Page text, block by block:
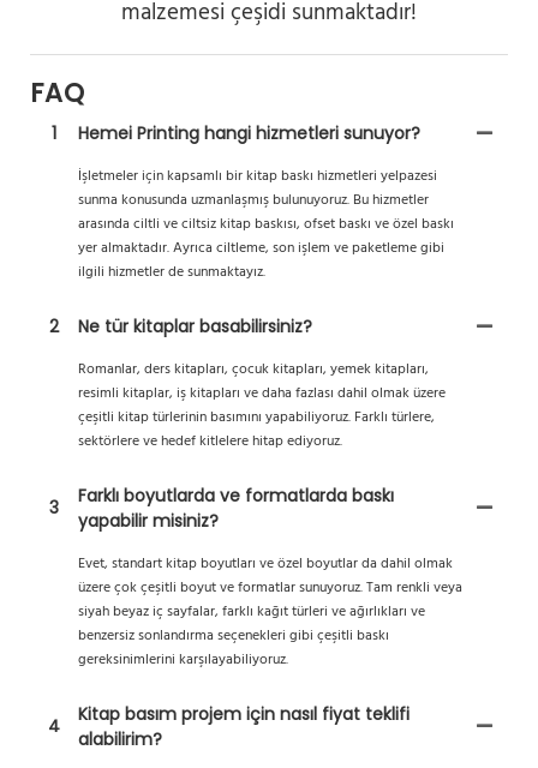
malzemesi çeşidi sunmaktadır!
FAQ
1
Hemei Printing hangi hizmetleri sunuyor?
İşletmeler için kapsamlı bir kitap baskı hizmetleri yelpazesi
sunma konusunda uzmanlaşmış bulunuyoruz. Bu hizmetler
arasında ciltli ve ciltsiz kitap baskısı, ofset baskı ve özel baskı
yer almaktadır. Ayrıca ciltleme, son işlem ve paketleme gibi
ilgili hizmetler de sunmaktayız.
2
Ne tür kitaplar basabilirsiniz?
Romanlar, ders kitapları, çocuk kitapları, yemek kitapları,
resimli kitaplar, iş kitapları ve daha fazlası dahil olmak üzere
çeşitli kitap türlerinin basımını yapabiliyoruz. Farklı türlere,
sektörlere ve hedef kitlelere hitap ediyoruz.
3
Farklı boyutlarda ve formatlarda baskı
yapabilir misiniz?
Evet, standart kitap boyutları ve özel boyutlar da dahil olmak
üzere çok çeşitli boyut ve formatlar sunuyoruz. Tam renkli veya
siyah beyaz iç sayfalar, farklı kağıt türleri ve ağırlıkları ve
benzersiz sonlandırma seçenekleri gibi çeşitli baskı
gereksinimlerini karşılayabiliyoruz.
4
Kitap basım projem için nasıl fiyat teklifi
alabilirim?